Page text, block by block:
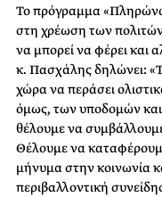
Το πρόγραμμα
στη χρέωση των
να μπορεί να φέρει και
κ. Πασχάλης δηλώνει:
χώρα να περάσει
όμως, των υποδομών και
θέλουμε να
Θέλουμε να
μήνυμα στην κοινωνία
περιβαλλοντική